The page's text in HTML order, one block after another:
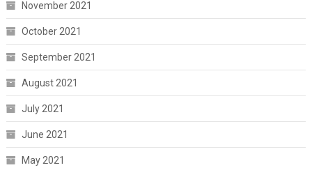
November 2021
October 2021
September 2021
August 2021
July 2021
June 2021
May 2021